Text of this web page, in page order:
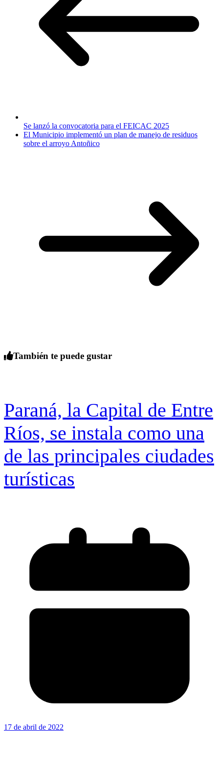
Se lanzó la convocatoria para el FEICAC 2025
El Municipio implementó un plan de manejo de residuos
sobre el arroyo Antoñico
También te puede gustar
Paraná, la Capital de Entre
Ríos, se instala como una
de las principales ciudades
turísticas
17 de abril de 2022